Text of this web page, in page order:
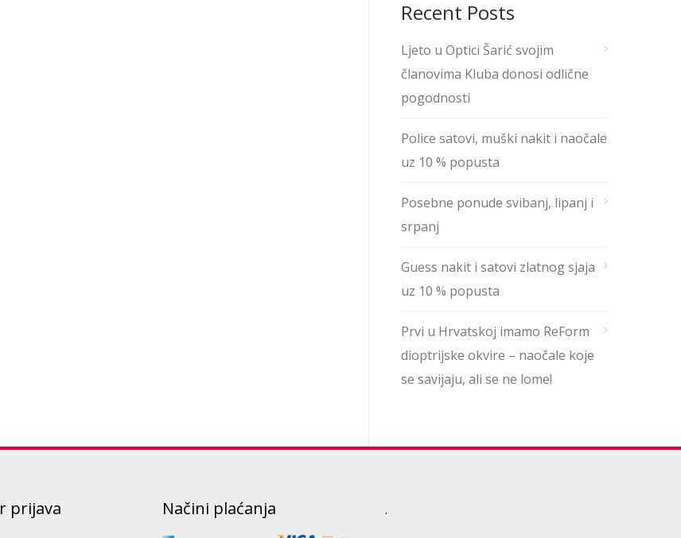
Recent Posts
Ljeto u Optici Šarić svojim
članovima Kluba donosi odlične
pogodnosti
Police satovi, muški nakit i naočale
uz 10 % popusta
Posebne ponude svibanj, lipanj i
srpanj
Guess nakit i satovi zlatnog sjaja
uz 10 % popusta
Prvi u Hrvatskoj imamo ReForm
dioptrijske okvire – naočale koje
se savijaju, ali se ne lome!
.
prijava Načini plaćanja